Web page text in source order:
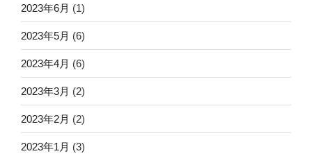
2023年6月 (1)
2023年5月 (6)
2023年4月 (6)
2023年3月 (2)
2023年2月 (2)
2023年1月 (3)